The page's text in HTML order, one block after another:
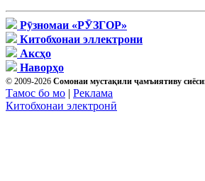
Рӯзномаи «РӮЗГОР»
Китобхонаи эллектрони
Аксҳо
Наворҳо
© 2009-2026 Сомонаи мустақили ҷамъиятиву
Тамос бо мо | Реклама
Китобхонаи электронӣ